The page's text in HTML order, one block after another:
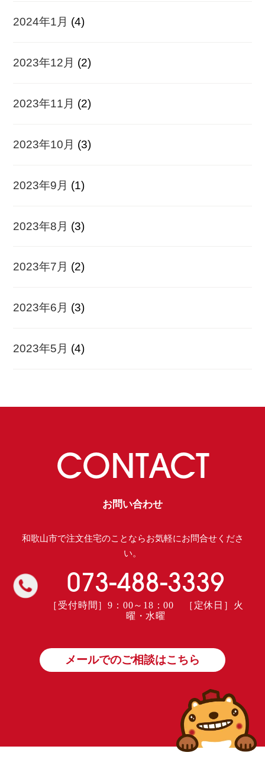
2024年1月 (4)
2023年12月 (2)
2023年11月 (2)
2023年10月 (3)
2023年9月 (1)
2023年8月 (3)
2023年7月 (2)
2023年6月 (3)
2023年5月 (4)
CONTACT
お問い合わせ
和歌山市で注文住宅のことならお気軽にお問合せくださ
い。
073-488-3339
［受付時間］9：00～18：00 ［定休日］火
曜・水曜
メールでのご相談はこちら